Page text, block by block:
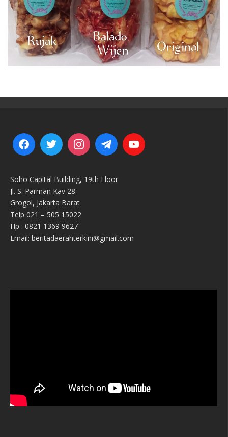
Soho Capital Building, 19th Floor
Jl. S. Parman Kav 28
Grogol, Jakarta Barat
Telp 021 – 505 15022
Hp : 0821 1369 9627
Email: beritadaerahterkini@gmail.com